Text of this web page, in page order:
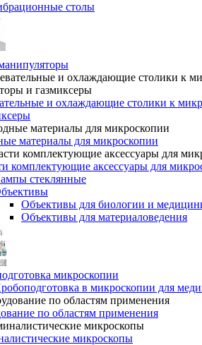
столы
и охлаждающие столики к
материалы для микроскопии
комплектующие аксессуары для
стеклянные
Объективы для биологии и
Объективы для материаловедения
микроскопии
в микроскопии для
по областям применения
микроскопы